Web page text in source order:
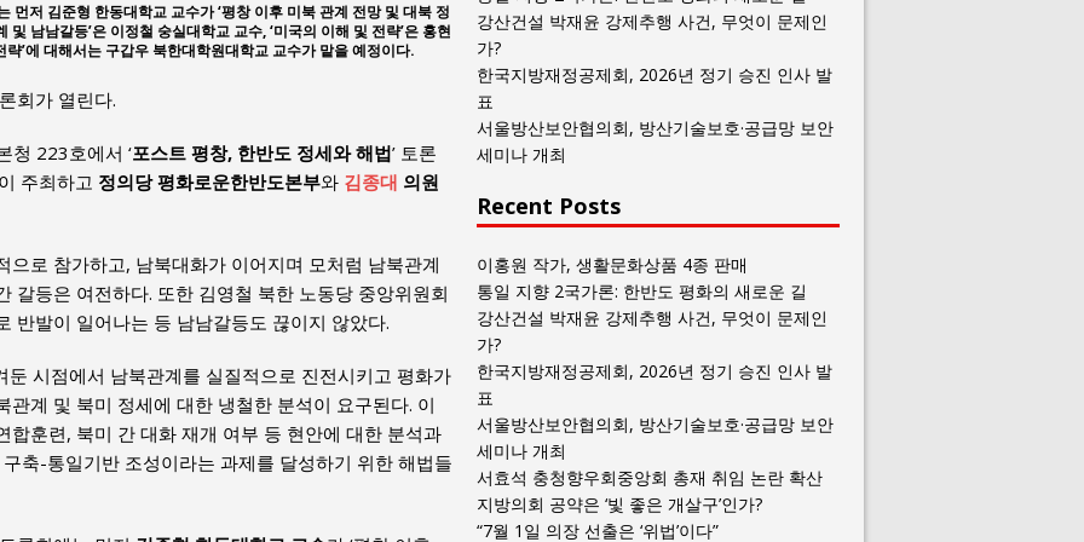
먼저 김준형 한동대학교 교수가 ‘평창 이후 미북 관계 전망 및 대북 정
및 남남갈등’은 이정철 숭실대학교 교수, ‘미국의 이해 및 전략’은 홍현
’에 대해서는 구갑우 북한대학원대학교 교수가 맡을 예정이다.
회가 열린다.
청 223호에서 ‘포스트 평창, 한반도 정세와 해법’ 토론
주최하고 정의당 평화로운한반도본부와 김종대 의원
로 참가하고, 남북대화가 이어지며 모처럼 남북관계
갈등은 여전하다. 또한 김영철 북한 노동당 중앙위원회
반발이 일어나는 등 남남갈등도 끊이지 않았다.
시점에서 남북관계를 실질적으로 진전시키고 평화가
계 및 북미 정세에 대한 냉철한 분석이 요구된다. 이
합훈련, 북미 간 대화 재개 여부 등 현안에 대한 분석과
축-통일기반 조성이라는 과제를 달성하기 위한 해법들
목
록
강산건설 박재윤 강제추행 사건, 무엇이 문제인
가?
한국지방재정공제회, 2026년 정기 승진 인사 발
표
서울방산보안협의회, 방산기술보호·공급망 보안
세미나 개최
Recent Posts
이홍원 작가, 생활문화상품 4종 판매
통일 지향 2국가론: 한반도 평화의 새로운 길
강산건설 박재윤 강제추행 사건, 무엇이 문제인
가?
한국지방재정공제회, 2026년 정기 승진 인사 발
표
서울방산보안협의회, 방산기술보호·공급망 보안
세미나 개최
서효석 충청향우회중앙회 총재 취임 논란 확산
지방의회 공약은 ‘빛 좋은 개살구’인가?
“7월 1일 의장 선출은 ‘위법’이다”